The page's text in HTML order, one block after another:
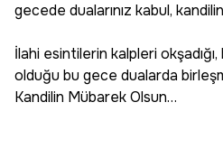
gecede dualarınız kabul,
İlahi esintilerin kalpleri
olduğu bu gece dualarda
Kandilin Mübarek Olsun…